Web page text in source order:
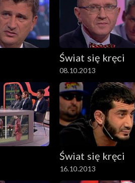
Świat się kręci
08.10.2013
Świat się kręci
16.10.2013